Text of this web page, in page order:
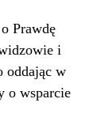
Prawdę
i
oddając w
o wsparcie